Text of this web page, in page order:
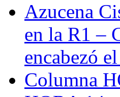
Azucena
en la R1 –
encabezó
Columna